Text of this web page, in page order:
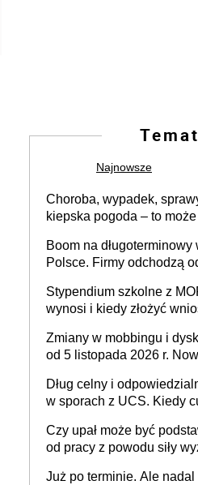
Najnowsze
Choroba, wypadek,
kiepska pogoda – to
urlopu, ale jest to
Boom na
Polsce. Firmy odchodzą
Stypendium szkolne z
wynosi i kiedy złożyć
Zmiany w mobbingu i
od 5 listopada 2026 r.
Ustaw
Dług celny i
w sporach z UCS. Kiedy
Czy upał może być
od pracy z powodu siły
Już po terminie. Ale